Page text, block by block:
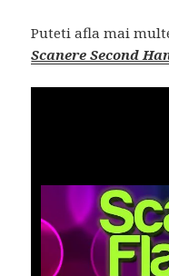
Puteti afla mai
Scanere Second